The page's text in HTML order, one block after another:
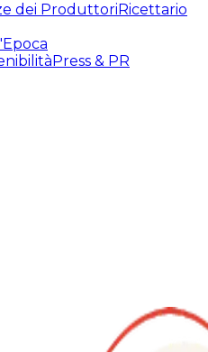
dei ProduttoriRicettario
Press & PR
Esperienze